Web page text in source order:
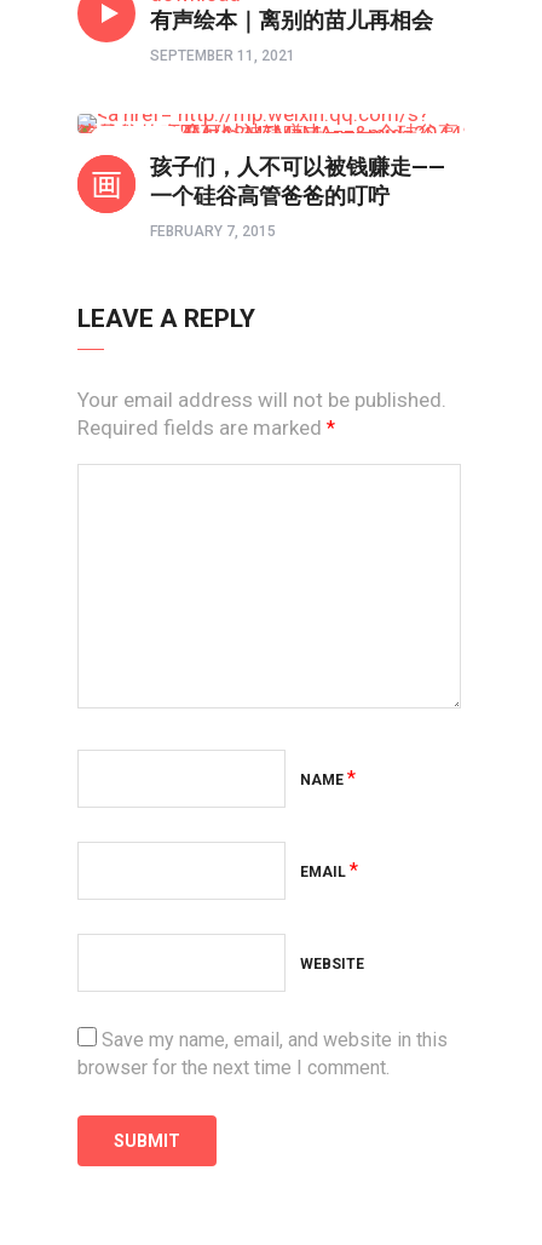
有声绘本｜离别的苗儿再相会
SEPTEMBER 11, 2021
孩子们，人不可以被钱赚走——
一个硅谷高管爸爸的叮咛
FEBRUARY 7, 2015
LEAVE A REPLY
Your email address will not be published.
Required fields are marked *
NAME *
EMAIL *
WEBSITE
Save my name, email, and website in this
browser for the next time I comment.